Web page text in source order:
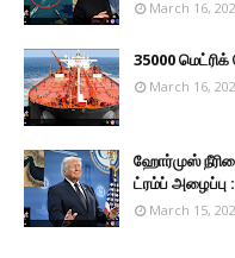
March 16,
35000
March 16,
ஹோர்முஸ்
ட்ரம்ப் அழைப்பு
March 15,